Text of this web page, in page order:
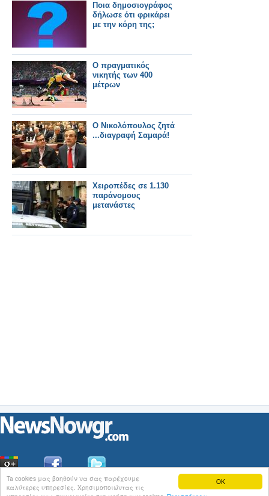
OK
Ta cookies μας βοηθούν να σας παρέχουμε
καλύτερες υπηρεσίες. Χρησιμοποιώντας τις
Ποια δημοσιογράφος
δήλωσε ότι φρικάρει
με την κόρη της;
Ο πραγματικός
νικητής των 400
μέτρων
Ο Νικολόπουλος ζητά
...διαγραφή Σαμαρά!
Χειροπέδες σε 1.130
παράνομους
μετανάστες
ΟιΕιδήσεις του NewsNowgr.com στοiNews